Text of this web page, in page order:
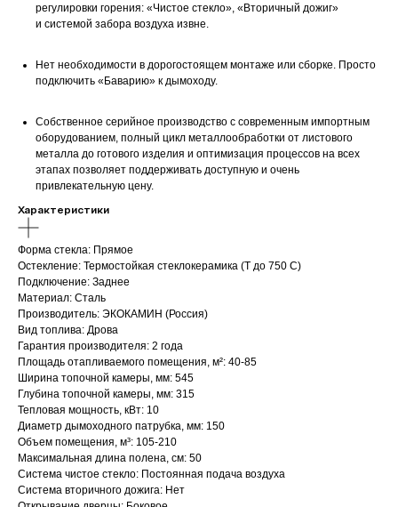
регулировки горения: «Чистое стекло», «Вторичный дожиг»
и системой забора воздуха извне.
Нет необходимости в дорогостоящем монтаже или сборке. Просто
подключить «Баварию» к дымоходу.
Собственное серийное производство с современным импортным
оборудованием, полный цикл металлообработки от листового
металла до готового изделия и оптимизация процессов на всех
этапах позволяет поддерживать доступную и очень
привлекательную цену.
Характеристики
Форма стекла: Прямое
Остекление: Термостойкая стеклокерамика (Т до 750 С)
Подключение: Заднее
Материал: Сталь
Производитель: ЭКОКАМИН (Россия)
Вид топлива: Дрова
Гарантия производителя: 2 года
Площадь отапливаемого помещения, м²: 40-85
Ширина топочной камеры, мм: 545
Глубина топочной камеры, мм: 315
Тепловая мощность, кВт: 10
Диаметр дымоходного патрубка, мм: 150
Объем помещения, м³: 105-210
Максимальная длина полена, см: 50
Система чистое стекло: Постоянная подача воздуха
Система вторичного дожига: Нет